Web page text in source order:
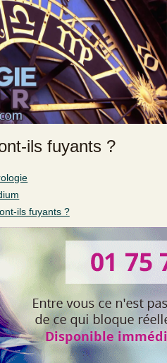
ils fuyants ?
ils fuyants ?